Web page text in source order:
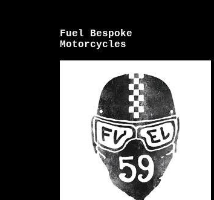
Fuel Bespoke
Motorcycles